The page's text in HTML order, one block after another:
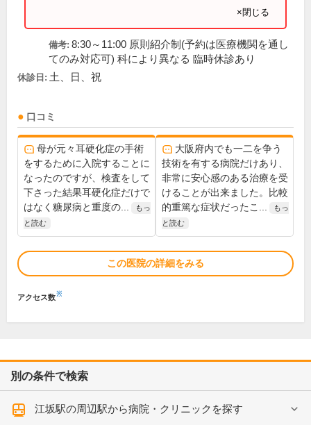
×閉じる
備考: 8:30～11:00 原則紹介制(予約は医療機関を通し
てのみ対応可) 科により異なる 臨時休診あり
休診日: 土、日、祝
口コミ
母が元々耳硬化症の手術
をするために入院することに
なったのですが、検査をして
下さった結果耳硬化症だけで
はなく糖尿病と重度の...
もっ
と読む
大阪府内でも一二を争う
技術を有する病院だけあり、
非常に安心感のある治療を受
けることが出来ました。比較
的重篤な症状だったこ...
もっ
と読む
この医院の詳細をみる
アクセス数※
別の条件で検索
江坂駅の周辺駅から病院・クリニックを探す